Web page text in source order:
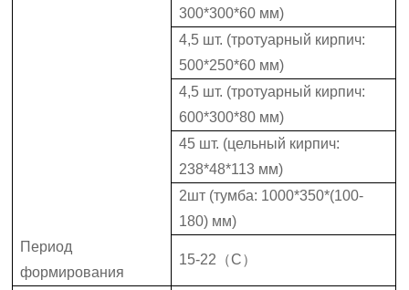
300*300*60 мм)
4,5 шт. (тротуарный кирпич:
500*250*60 мм)
4,5 шт. (тротуарный кирпич:
600*300*80 мм)
45 шт. (цельный кирпич:
238*48*113 мм)
2шт (тумба: 1000*350*(100-
180) мм)
Период
формирования
15-22（С）